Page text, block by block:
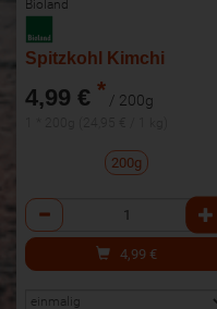
Bioland
Spitzkohl Kimchi
4,99 € * / 200g
200g
Anzahl
4,99 €